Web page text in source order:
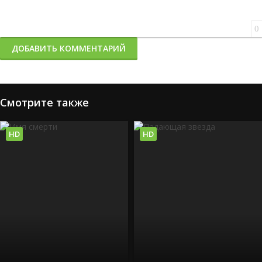
0
ДОБАВИТЬ КОММЕНТАРИЙ
Смотрите также
HD HD